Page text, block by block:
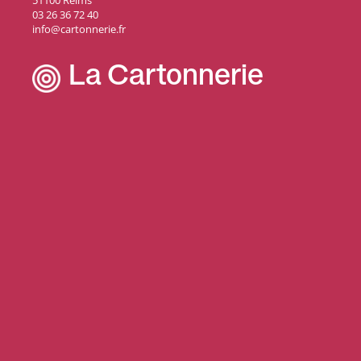
03 26 36 72 40
info@cartonnerie.fr
La Cartonnerie